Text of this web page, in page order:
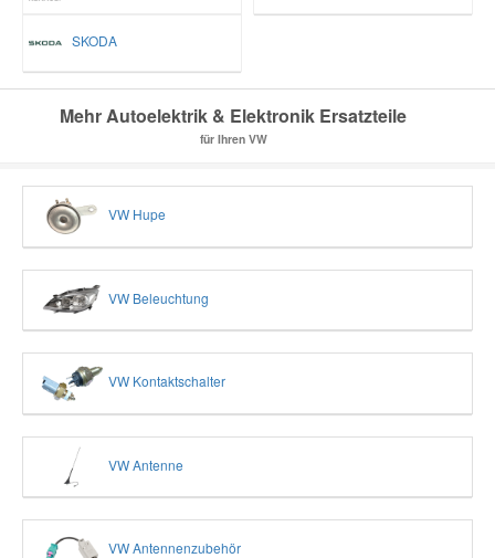
SKODA
Mehr Autoelektrik & Elektronik Ersatzteile
für Ihren VW
VW Hupe
VW Beleuchtung
VW Kontaktschalter
VW Antenne
VW Antennenzubehör